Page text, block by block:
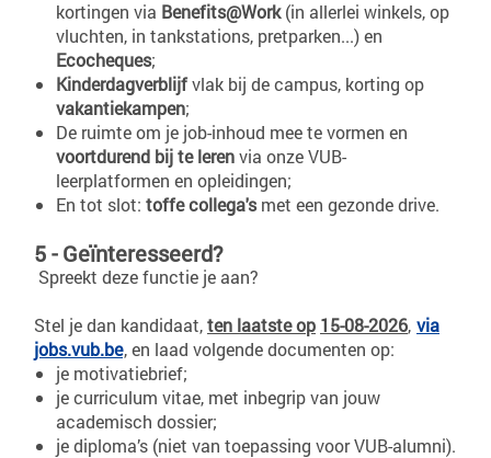
kortingen via Benefits@Work(in allerlei winkels, op
vluchten, in tankstations, pretparken...) en
Ecocheques;
Kinderdagverblijfvlak bij de campus, korting op
vakantiekampen;
De ruimte om je job-inhoud mee te vormen en
voortdurend bij te lerenvia onze VUB-
leerplatformen en opleidingen;
En tot slot: toffe collega'smet een gezonde drive.
5 - Geïnteresseerd?
Spreekt deze functie je aan?
Stel je dan kandidaat,ten laatste op 15-08-2026, via
jobs.vub.be, en laad volgende documenten op:
je motivatiebrief;
je curriculum vitae, met inbegrip van jouw
academisch dossier;
je diploma’s (niet van toepassing voor VUB-alumni).